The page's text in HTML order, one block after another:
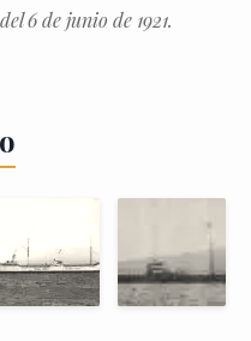
6 de junio de 1921.